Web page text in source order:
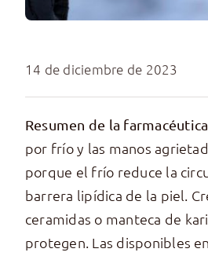
14 de diciembre de 2023
Resumen de la
por frío y las manos
porque el frío reduce la
barrera lipídica de la piel.
ceramidas o manteca de
protegen. Las disponibles